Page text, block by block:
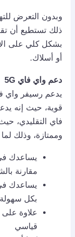
وبدون التعرض
ذلك تستطيع أن
بشكل كلي على
أو أسلاك.
دعم واي فاي 5G
فاي التقليدي،
وممتازة، وذلك
يساعدك
مقارنة
يساعدك
بكل
علاوة
قياسي